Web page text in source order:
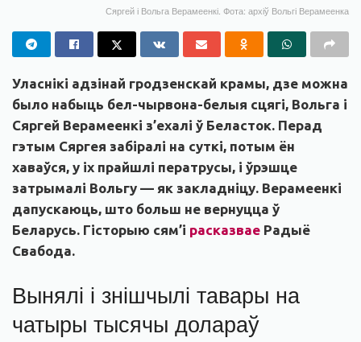
Сяргей і Вольга Верамеенкі. Фота: архіў Вольгі Верамеенка
Уласнікі адзінай гродзенскай крамы, дзе можна
было набыць бел-чырвона-белыя сцягі, Вольга і
Сяргей Верамеенкі з’ехалі ў Беласток. Перад
гэтым Сяргея забіралі на суткі, потым ён
хаваўся, у іх прайшлі ператрусы, і ўрэшце
затрымалі Вольгу — як закладніцу. Верамеенкі
дапускаюць, што больш не вернуцца ў
Беларусь. Гісторыю сям’і расказвае Радыё
Свабода.
Вынялі і знішчылі тавары на
чатыры тысячы долараў